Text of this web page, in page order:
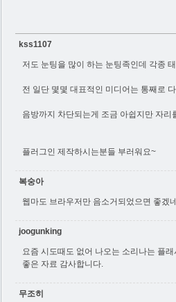
kss1107
저도 눈팅을 많이 하는 눈팅족인데 각종
전 일단 몇몇 대표적인 미디어는 통째로
음방까지 차단되는게 조금 아쉽지만 자
플러그인 제작하시는분들 부러워요~
복숭아
웹마도 브라우저만 음소거되었으면 좋겠
joogunking
요즘 시도때도 없어 나오는 소리나는 플
좋은 자료 감사합니다.
무조히